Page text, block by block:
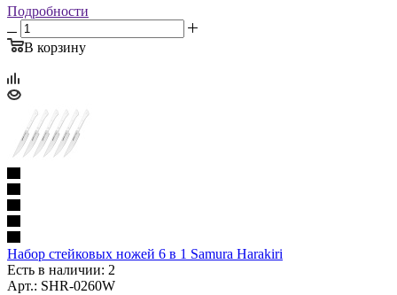
Подробности
В корзину
Набор стейковых ножей 6 в 1 Samura Harakiri
Есть в наличии: 2
Арт.: SHR-0260W